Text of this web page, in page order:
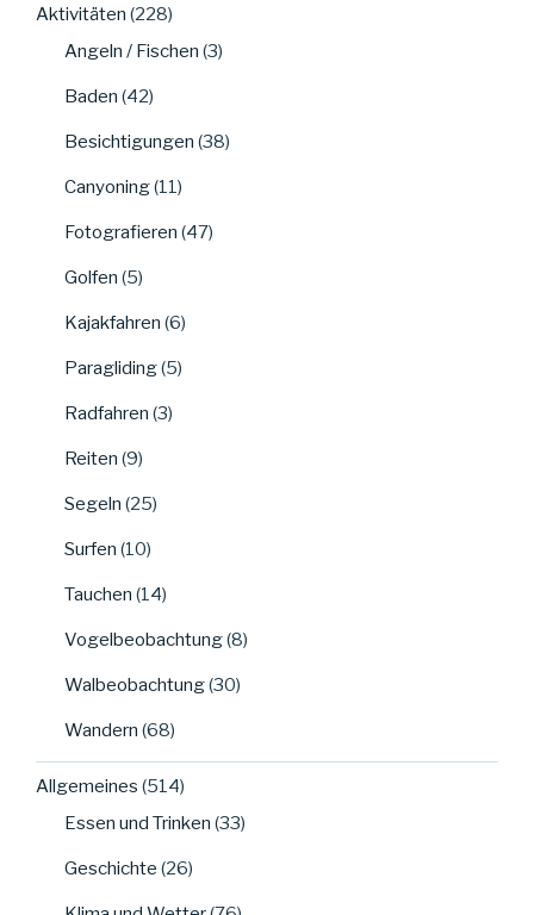
Aktivitäten (228)
Angeln / Fischen (3)
Baden (42)
Besichtigungen (38)
Canyoning(11)
Fotografieren (47)
Golfen (5)
Kajakfahren (6)
Paragliding(5)
Radfahren (3)
Reiten (9)
Segeln (25)
Surfen (10)
Tauchen (14)
Vogelbeobachtung(8)
Walbeobachtung(30)
Wandern (68)
Allgemeines (514)
Essen und Trinken (33)
Geschichte (26)